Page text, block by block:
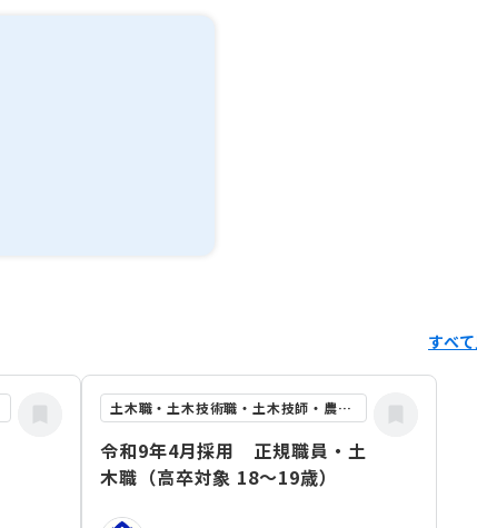
すべ
土木職・土木技術職・土木技師・農業土木職
令和9年4月採用 正規職員・土
木職（高卒対象 18～19歳）